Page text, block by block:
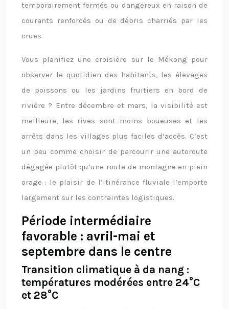
temporairement fermés ou dangereux en raison de
courants renforcés ou de débris charriés par les
crues.
Vous planifiez une croisière sur le Mékong pour
observer le quotidien des habitants, les élevages
de poissons ou les jardins fruitiers en bord de
rivière ? Entre décembre et mars, la visibilité est
meilleure, les rives sont moins boueuses et les
arrêts dans les villages plus faciles d’accès. C’est
un peu comme choisir de parcourir une autoroute
dégagée plutôt qu’une route de montagne en plein
orage : le plaisir de l’itinérance fluviale l’emporte
largement sur les contraintes logistiques.
Période intermédiaire
favorable : avril-mai et
septembre dans le centre
Transition climatique à da nang :
températures modérées entre 24°C
et 28°C